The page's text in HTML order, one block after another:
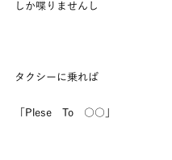
しか喋りませんし
タクシーに乗れば
「Plese　To　○○」